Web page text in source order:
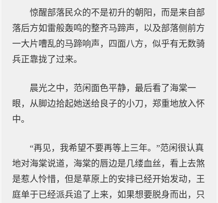
惊醒部落民众的不是初升的朝阳，而是来自部
落后方如雷般轰鸣的整齐马蹄声，以及部落侧前方
一大片嘈乱的马蹄响声，四面八方，似乎有无数骑
兵正靠拢了过来。
晨光之中，范闲面色平静，最后看了海棠一
眼，从脚边拾起她送给良子的小刀，郑重地放入怀
中。
“再见，我希望不要再等上三年。”范闲很认真
地对海棠说道，海棠的唇边是几缕血丝，看上去煞
是惹人怜惜，但是草原上的安排已经开始发动，王
庭单于已经派兵追了上来，如果想要脱身而出，只